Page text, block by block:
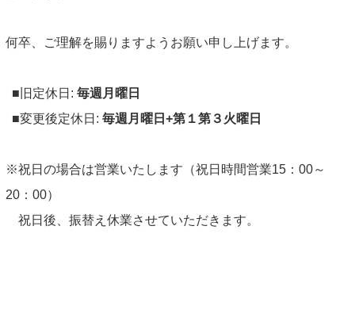
何卒、ご理解を賜りますようお願い申し上げます。
■旧定休日: 毎週月曜日
■変更後定休日: 毎週月曜日+第１第３火曜日
※祝日の場合は営業いたします（祝日時間営業15：00～
20：00）
祝日後、振替え休業させていただきます。